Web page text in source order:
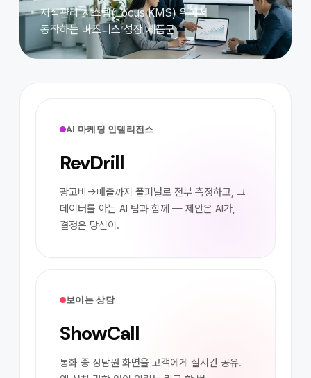
지식관리 시스템(Locus KMS) 위에서
동작하는 비즈니스 성장 제품군
AI 마케팅 인텔리전스
RevDrill
광고비→매출까지 풀퍼널로 전부 측정하고, 그
데이터를 아는 AI 팀과 함께 — 제안은 AI가,
결정은 당신이.
보이는 상담
ShowCall
통화 중 상담원 화면을 고객에게 실시간 공유.